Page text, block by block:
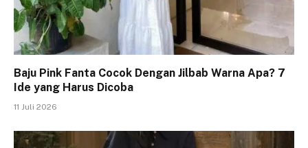
Baju Pink Fanta Cocok Dengan Jilbab Warna Apa? 7
Ide yang Harus Dicoba
11 Juli 2026